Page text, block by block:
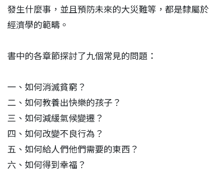
發生什麼事，並且預防未來的大災難等，都是隸屬於
經濟學的範疇。
書中的各章節探討了九個常見的問題：
一、如何消滅貧窮？
二、如何教養出快樂的孩子？
三、如何減緩氣候變遷？
四、如何改變不良行為？
五、如何給人們他們需要的東西？
六、如何得到幸福？